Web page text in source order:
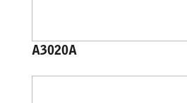
A3020A